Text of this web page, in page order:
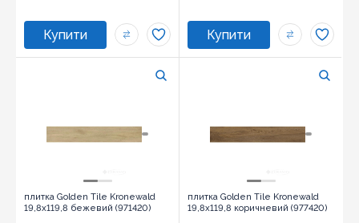
плитка Golden Tile Kronewald
19,8x119,8 бежевий (971420)
плитка Golden Tile Kronewald
19,8x119,8 коричневий (977420)